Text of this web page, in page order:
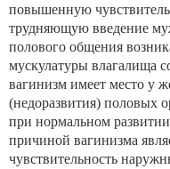
повышенную
трудняющую введение
полового общения
мускулатуры влагалища
вагинизм имеет место у
(недоразвития) половых
при нормальном
причиной вагинизма
чувствительность